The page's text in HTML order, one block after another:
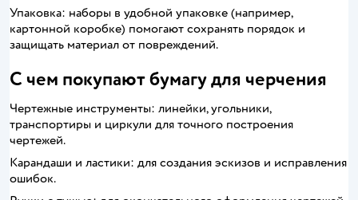
Упаковка: наборы в удобной упаковке (например,
картонной коробке) помогают сохранять порядок и
защищать материал от повреждений.
С чем покупают бумагу для черчения
Чертежные инструменты: линейки, угольники,
транспортиры и циркули для точного построения
чертежей.
Карандаши и ластики: для создания эскизов и исправления
ошибок.